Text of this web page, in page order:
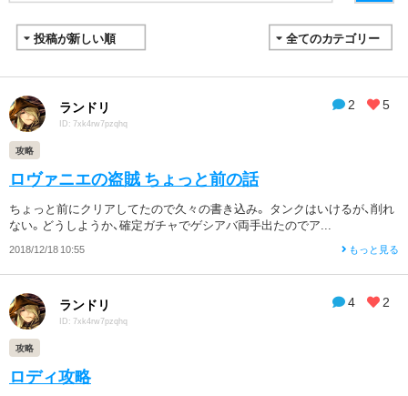
2 5
ランドリ
ID: 7xk4rw7pzqhq
攻略
ロヴァニエの盗賊 ちょっと前の話
ちょっと前にクリアしてたので久々の書き込み。 タンクはいけるが、削れ
ない。どうしようか、確定ガチャでゲシアバ両手出たのでア...
2018/12/18 10:55 もっと見る
4 2
ランドリ
ID: 7xk4rw7pzqhq
攻略
ロディ攻略